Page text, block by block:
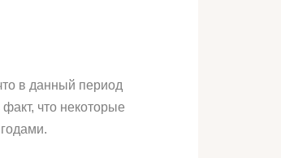
в данный период
что некоторые